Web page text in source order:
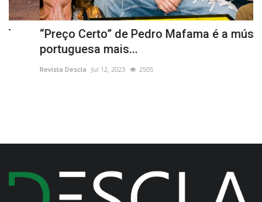
“Preço Certo” de Pedro Mafama é a música
portuguesa mais...
Revista Descla Jul 12, 2023 2505